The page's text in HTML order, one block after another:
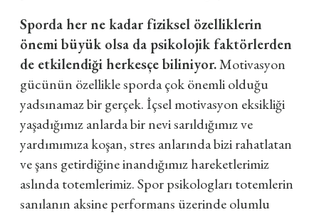
Sporda her ne kadar fiziksel özelliklerin
önemi büyük olsa da psikolojik faktörlerden
de etkilendiği herkesçe biliniyor.Motivasyon
gücünün özellikle sporda çok önemli olduğu
yadsınamaz bir gerçek. İçsel motivasyon eksikliği
yaşadığımız anlarda bir nevi sarıldığımız ve
yardımımıza koşan, stres anlarında bizi rahatlatan
ve şans getirdiğine inandığımız hareketlerimiz
aslında totemlerimiz. Spor psikologları totemlerin
sanılanın aksine performans üzerinde olumlu